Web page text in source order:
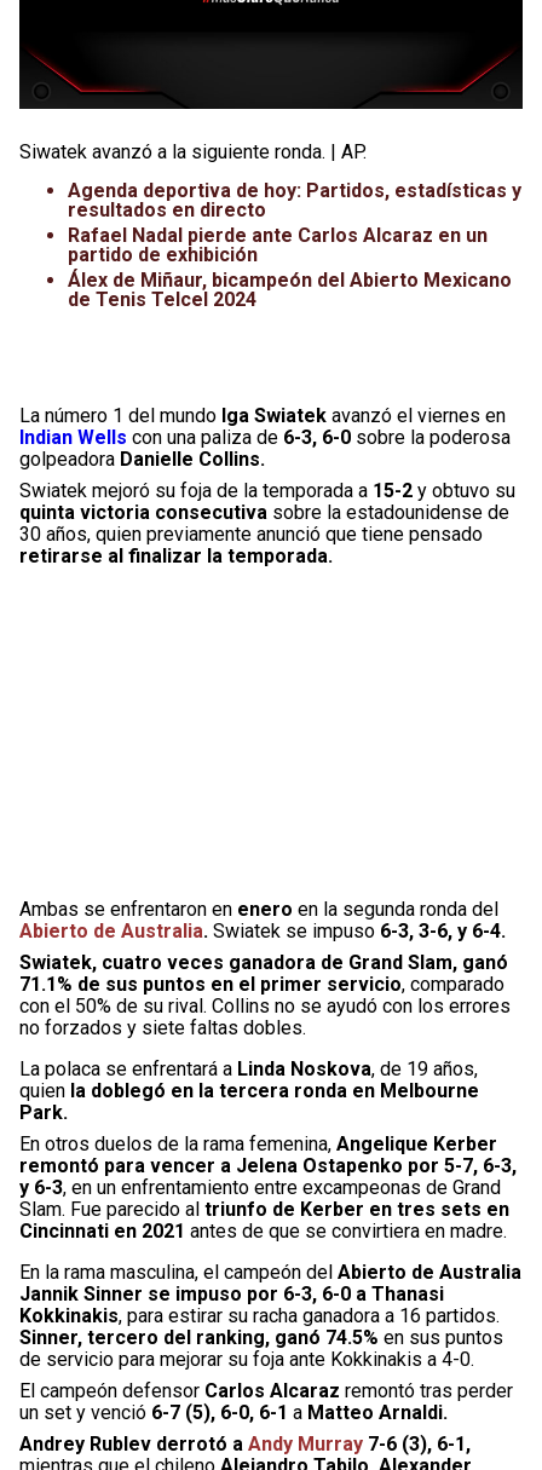
Siwatek avanzó a la siguiente ronda. | AP.
Agenda deportiva de hoy: Partidos, estadísticas y
resultados en directo
Rafael Nadal pierde ante Carlos Alcaraz en un
partido de exhibición
Álex de Miñaur, bicampeón del Abierto Mexicano
de Tenis Telcel 2024
La número 1 del mundo Iga Swiatek avanzó el viernes en
Indian Wells con una paliza de 6-3, 6-0 sobre la poderosa
golpeadora Danielle Collins.
Swiatek mejoró su foja de la temporada a 15-2 y obtuvo su
quinta victoria consecutiva sobre la estadounidense de
30 años, quien previamente anunció que tiene pensado
retirarse al finalizar la temporada.
Ambas se enfrentaron en enero en la segunda ronda del
Abierto de Australia. Swiatek se impuso 6-3, 3-6, y 6-4.
Swiatek, cuatro veces ganadora de Grand Slam, ganó
71.1% de sus puntos en el primer servicio, comparado
con el 50% de su rival. Collins no se ayudó con los errores
no forzados y siete faltas dobles.
La polaca se enfrentará a Linda Noskova, de 19 años,
quien la doblegó en la tercera ronda en Melbourne
Park.
En otros duelos de la rama femenina, Angelique Kerber
remontó para vencer a Jelena Ostapenko por 5-7, 6-3,
y 6-3, en un enfrentamiento entre excampeonas de Grand
Slam. Fue parecido al triunfo de Kerber en tres sets en
Cincinnati en 2021 antes de que se convirtiera en madre.
En la rama masculina, el campeón del Abierto de Australia
Jannik Sinner se impuso por 6-3, 6-0 a Thanasi
Kokkinakis, para estirar su racha ganadora a 16 partidos.
Sinner, tercero del ranking, ganó 74.5% en sus puntos
de servicio para mejorar su foja ante Kokkinakis a 4-0.
El campeón defensor Carlos Alcaraz remontó tras perder
un set y venció 6-7 (5), 6-0, 6-1 a Matteo Arnaldi.
Andrey Rublev derrotó a Andy Murray 7-6 (3), 6-1,